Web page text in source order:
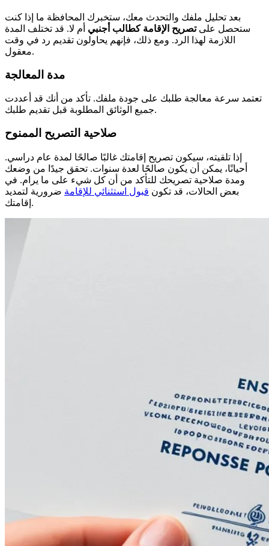
بعد تحليل ملفك والتحدث معك، ستخبرك المحافظة ما إذا كنت
ستحصل علىتصريح الإقامة كطالب أجنبي أم لا. قد تختلف المدة
اللازمة لهذا الرد. ومع ذلك، فإنهم يحاولون تقديم رد في وقت
معقول.
مدة المعالجة
تعتمد سرعة معالجة طلبك على جودة ملفك. تأكد من أنك قد أعددت
جميع الوثائق المطلوبة قبل تقديم طلبك.
صلاحية التصريح الممنوح
إذا تلقيته، سيكون تصريح إقامتك غالبًا صالحًا لمدة عام دراسي.
أحيانًا، يمكن أن يكون صالحًا لعدة سنوات. تحقق جيدًا من وضعك
ومدة صلاحية تصريحك للتأكد من أن كل شيء على ما يرام. في
بعض الحالات، قد تكون قبول استثنائي للإقامة ضرورية لتمديد
إقامتك.